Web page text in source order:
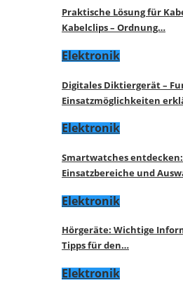
Praktische Lösung für
Kabelclips – Ordnung…
Elektronik
Digitales Diktiergerät –
Einsatzmöglichkeiten
Elektronik
Smartwatches
Einsatzbereiche und
Elektronik
Hörgeräte: Wichtige
Tipps für den…
Elektronik